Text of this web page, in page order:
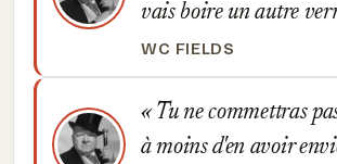
vais boire un autre
WC FIELDS
Tu ne commettras
à moins d'en avoir